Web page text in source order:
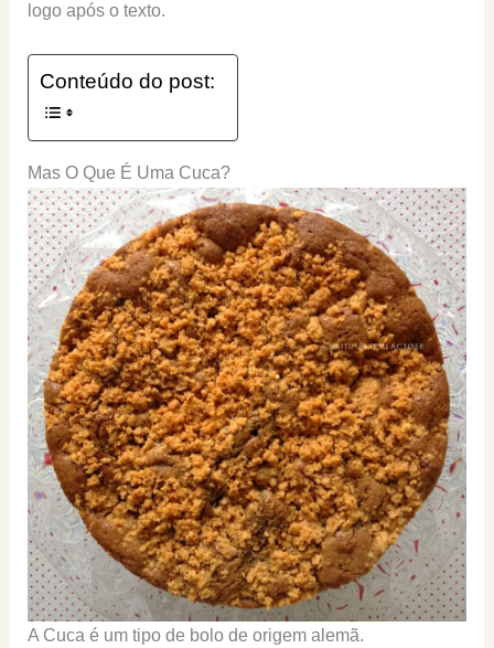
logo após o texto.
Conteúdo do post:
Mas O Que É Uma Cuca?
A Cuca é um tipo de bolo de origem alemã.